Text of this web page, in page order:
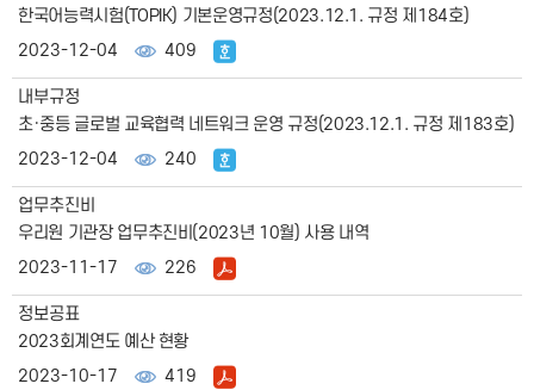
한국어능력시험(TOPIK) 기본운영규정(2023.12.1. 규정 제184호)
2023-12-04
409
내부규정
초·중등 글로벌 교육협력 네트워크 운영 규정(2023.12.1. 규정 제183호)
2023-12-04
240
업무추진비
우리원 기관장 업무추진비(2023년 10월) 사용 내역
2023-11-17
226
정보공표
2023회계연도 예산 현황
2023-10-17
419